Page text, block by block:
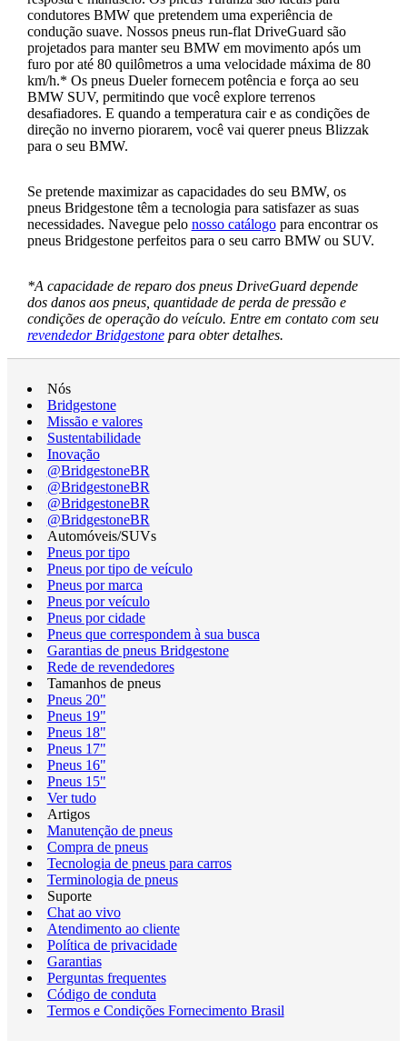
condutores BMW que pretendem uma experiência de
condução suave. Nossos pneus run-flat DriveGuard são
projetados para manter seu BMW em movimento após um
furo por até 80 quilômetros a uma velocidade máxima de 80
km/h.* Os pneus Dueler fornecem potência e força ao seu
BMW SUV, permitindo que você explore terrenos
desafiadores. E quando a temperatura cair e as condições de
direção no inverno piorarem, você vai querer pneus Blizzak
para o seu BMW.
Se pretende maximizar as capacidades do seu BMW, os
pneus Bridgestone têm a tecnologia para satisfazer as suas
necessidades. Navegue pelo nosso catálogopara encontrar os
pneus Bridgestone perfeitos para o seu carro BMW ou SUV.
*A capacidade de reparo dos pneus DriveGuard depende
dos danos aos pneus, quantidade de perda de pressão e
condições de operação do veículo. Entre em contato com seu
revendedor Bridgestonepara obter detalhes.
Nós
Bridgestone
Missão e valores
Sustentabilidade
Inovação
@BridgestoneBR
@BridgestoneBR
@BridgestoneBR
@BridgestoneBR
Automóveis/SUVs
Pneus por tipo
Pneus por tipo de veículo
Pneus por marca
Pneus por veículo
Pneus por cidade
Pneus que correspondem à sua busca
Garantias de pneus Bridgestone
Rede de revendedores
Tamanhos de pneus
Pneus 20"
Pneus 19"
Pneus 18"
Pneus 17"
Pneus 16"
Pneus 15"
Ver tudo
Artigos
Manutenção de pneus
Compra de pneus
Tecnologia de pneus para carros
Terminologia de pneus
Suporte
Chat ao vivo
Atendimento ao cliente
Política de privacidade
Garantias
Perguntas frequentes
Código de conduta
Termos e Condições Fornecimento Brasil